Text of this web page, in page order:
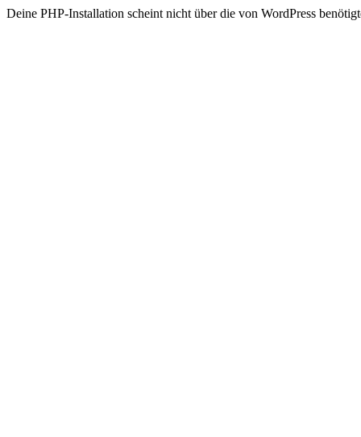
Deine PHP-Installation scheint nicht über die von WordPress